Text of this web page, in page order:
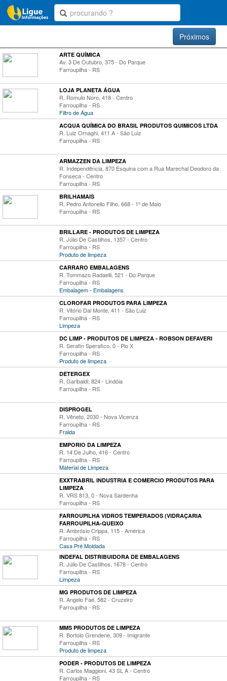
Próximos
ARTE QUÍMICA
Av. 3 De Outubro, 375 - Do Parque
Farroupilha - RS
LOJA PLANETA ÁGUA
R. Romulo Noro, 418 - Centro
Farroupilha - RS
Filtro de Água
ACQUA QUÍMICA DO BRASIL PRODUTOS QUIMICOS LTDA
R. Luiz Ornaghi, 411 A - São Luiz
Farroupilha - RS
ARMAZZEN DA LIMPEZA
R. Independência, 870 Esquina com a Rua Marechal Deodoro da
Fonseca - Centro
Farroupilha - RS
BRILHAMAIS
R. Pedro Antonello Filho, 668 - 1º de Maio
Farroupilha - RS
BRILLARE - PRODUTOS DE LIMPEZA
R. Júlio De Castilhos, 1357 - Centro
Farroupilha - RS
Produto de limpeza
CARRARO EMBALAGENS
R. Tommazo Radaelli, 521 - Do Parque
Farroupilha - RS
Embalagem - Embalagens
CLOROFAR PRODUTOS PARA LIMPEZA
R. Vitório Dal Monte, 411 - São Luiz
Farroupilha - RS
Limpeza
DC LIMP - PRODUTOS DE LIMPEZA - ROBSON DEFAVERI
R. Serafin Sperafico, 0 - Pio X
Farroupilha - RS
Produto de limpeza
DETERGEX
R. Garibaldi, 824 - Lindóia
Farroupilha - RS
DISPROGEL
R. Vêneto, 2030 - Nova Vicenza
Farroupilha - RS
Fralda
EMPORIO DA LIMPEZA
R. 14 De Julho, 416 - Centro
Farroupilha - RS
Material de Limpeza
EXXTRABRIL INDUSTRIA E COMERCIO PRODUTOS PARA
LIMPEZA
R. VRS 813, 0 - Nova Sardenha
Farroupilha - RS
FARROUPILHA VIDROS TEMPERADOS (VIDRAÇARIA
FARROUPILHA-QUEIXO
R. Ambrósio Crippa, 115 - América
Farroupilha - RS
Casa Pré Moldada
INDEFAL DISTRIBUIDORA DE EMBALAGENS
R. Júlio De Castilhos, 1678 - Centro
Farroupilha - RS
Limpeza
MG PRODUTOS DE LIMPEZA
R. Angelo Faé, 582 - Cruzeiro
Farroupilha - RS
MMS PRODUTOS DE LIMPEZA
R. Bortolo Grendene, 309 - Imigrante
Farroupilha - RS
Produto de limpeza
PODER - PRODUTOS DE LIMPEZA
R. Carlos Maggioni, 43 SL A - Centro
Farroupilha - RS